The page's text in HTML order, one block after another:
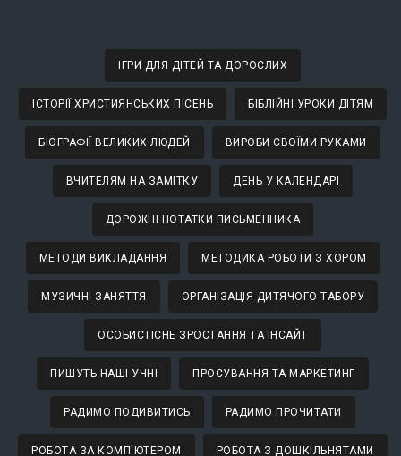
ІГРИ ДЛЯ ДІТЕЙ ТА ДОРОСЛИХ
ІСТОРІЇ ХРИСТИЯНСЬКИХ ПІСЕНЬ БІБЛІЙНІ УРОКИ ДІТЯМ
БІОГРАФІЇ ВЕЛИКИХ ЛЮДЕЙ ВИРОБИ СВОЇМИ РУКАМИ
ВЧИТЕЛЯМ НА ЗАМІТКУ ДЕНЬ У КАЛЕНДАРІ
ДОРОЖНІ НОТАТКИ ПИСЬМЕННИКА
МЕТОДИ ВИКЛАДАННЯ МЕТОДИКА РОБОТИ З ХОРОМ
МУЗИЧНІ ЗАНЯТТЯ ОРГАНІЗАЦІЯ ДИТЯЧОГО ТАБОРУ
ОСОБИСТІСНЕ ЗРОСТАННЯ ТА ІНСАЙТ
ПИШУТЬ НАШІ УЧНІ ПРОСУВАННЯ ТА МАРКЕТИНГ
РАДИМО ПОДИВИТИСЬ РАДИМО ПРОЧИТАТИ
РОБОТА ЗА КОМП'ЮТЕРОМ РОБОТА З ДОШКІЛЬНЯТАМИ